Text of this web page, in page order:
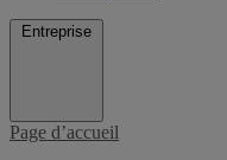
Entreprise
Page d’accueil